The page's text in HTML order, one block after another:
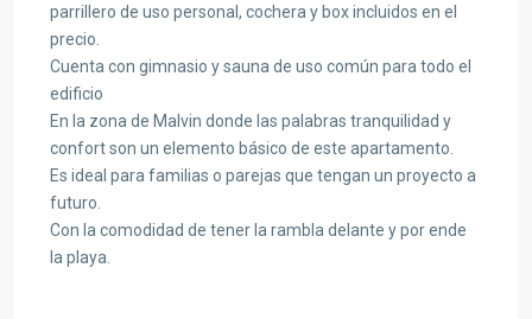
parrillero de uso personal, cochera y box incluidos en el
precio.
Cuenta con gimnasio y sauna de uso común para todo el
edificio
En la zona de Malvin donde las palabras tranquilidad y
confort son un elemento básico de este apartamento.
Es ideal para familias o parejas que tengan un proyecto a
futuro.
Con la comodidad de tener la rambla delante y por ende
la playa.